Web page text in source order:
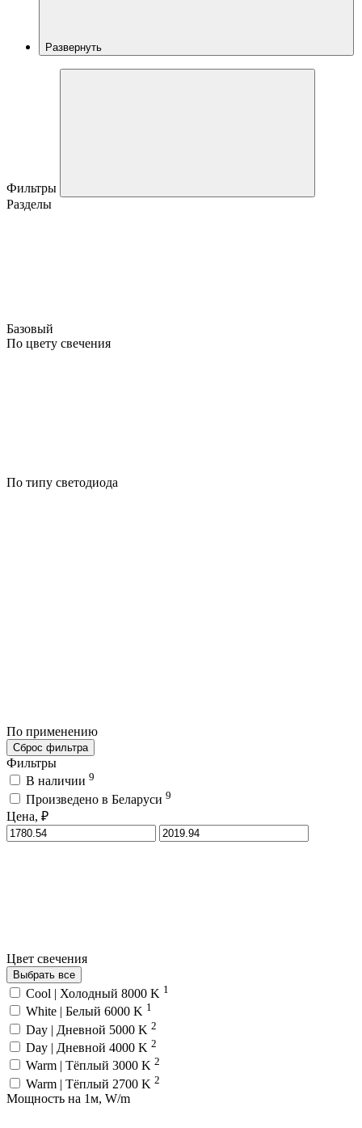
Развернуть
Фильтры
Разделы
Базовый
По цвету свечения
По типу светодиода
По применению
Сброс фильтра
Фильтры
В наличии 9
Произведено в Беларуси 9
Цена, ₽
Цвет свечения
Выбрать все
Cool | Холодный 8000 K 1
White | Белый 6000 K 1
Day | Дневной 5000 K 2
Day | Дневной 4000 K 2
Warm | Тёплый 3000 K 2
Warm | Тёплый 2700 K 2
Мощность на 1м, W/m